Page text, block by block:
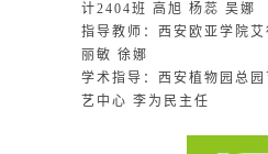
计2404班 高旭 杨蕊 吴娜
指导教师：西安欧亚学院
丽敏 徐娜
学术指导：西安植物园总
艺中心 李为民主任